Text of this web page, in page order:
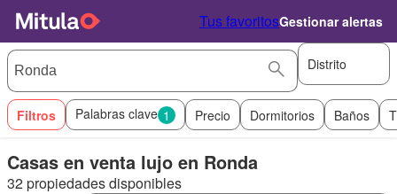
Tus favoritosGestionar alertas
Distrito
Filtros Palabras clave 1 Precio Dormitorios Baños
Casas en venta lujo en Ronda
32 propiedades disponibles